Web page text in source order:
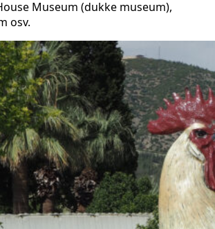
Museum (dukke museum),
osv.